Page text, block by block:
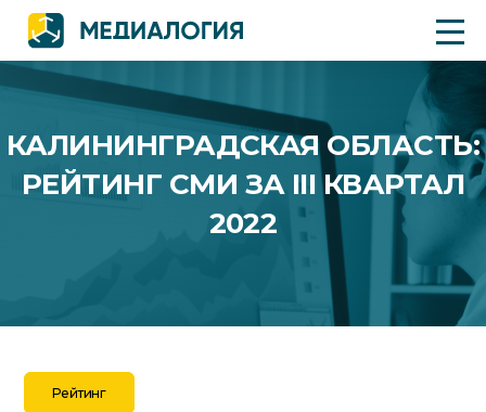
КАЛИНИНГРАДСКАЯ ОБЛАСТЬ:
РЕЙТИНГ СМИ ЗА III КВАРТАЛ
2022
Рейтинг